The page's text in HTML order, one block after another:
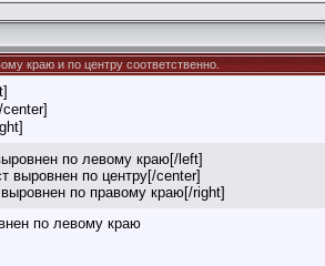
краю и по центру соответственно.
center]
по левому краю[/left]
выровнен по центру[/center]
выровнен по правому краю[/right]
по левому краю